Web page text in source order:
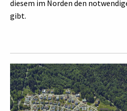
diesem im Norden den
gibt.